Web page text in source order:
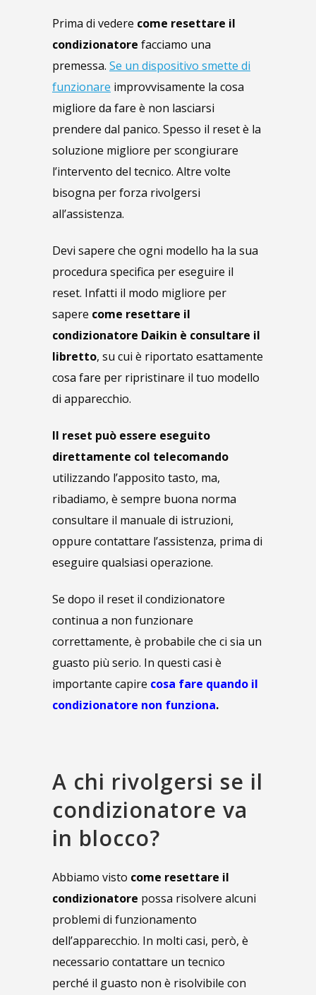
Prima di vedere come resettare il
condizionatore facciamo una
premessa. Se un dispositivo smette di
funzionare improvvisamente la cosa
migliore da fare è non lasciarsi
prendere dal panico. Spesso il reset è la
soluzione migliore per scongiurare
l’intervento del tecnico. Altre volte
bisogna per forza rivolgersi
all’assistenza.
Devi sapere che ogni modello ha la sua
procedura specifica per eseguire il
reset. Infatti il modo migliore per
sapere come resettare il
condizionatore Daikin è consultare il
libretto, su cui è riportato esattamente
cosa fare per ripristinare il tuo modello
di apparecchio.
Il reset può essere eseguito
direttamente col telecomando
utilizzando l’apposito tasto, ma,
ribadiamo, è sempre buona norma
consultare il manuale di istruzioni,
oppure contattare l’assistenza, prima di
eseguire qualsiasi operazione.
Se dopo il reset il condizionatore
continua a non funzionare
correttamente, è probabile che ci sia un
guasto più serio. In questi casi è
importante capire cosa fare quando il
condizionatore non funziona.
A chi rivolgersi se il
condizionatore va
in blocco?
Abbiamo visto come resettare il
condizionatore possa risolvere alcuni
problemi di funzionamento
dell’apparecchio. In molti casi, però, è
necessario contattare un tecnico
perché il guasto non è risolvibile con